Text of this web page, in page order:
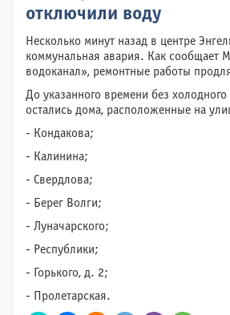
отключили воду
Несколько минут назад в центре
коммунальная авария. Как сообщает
водоканал», ремонтные работы
До указанного времени без
остались дома, расположенные на
‎- Кондакова;
‎- Калинина;
‎- Свердлова;
‎- Берег Волги;
‎- Луначарского;
‎- Республики;
‎- Горького, д. 2;
‎- Пролетарская.